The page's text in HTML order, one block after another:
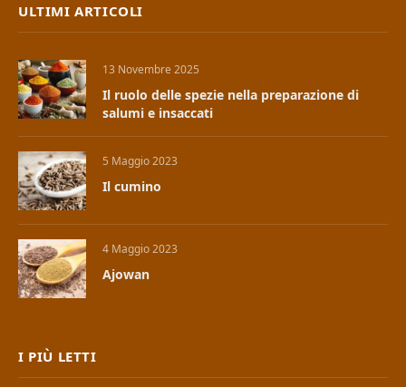
ULTIMI ARTICOLI
13 Novembre 2025
Il ruolo delle spezie nella preparazione di
salumi e insaccati
5 Maggio 2023
Il cumino
4 Maggio 2023
Ajowan
I PIÙ LETTI